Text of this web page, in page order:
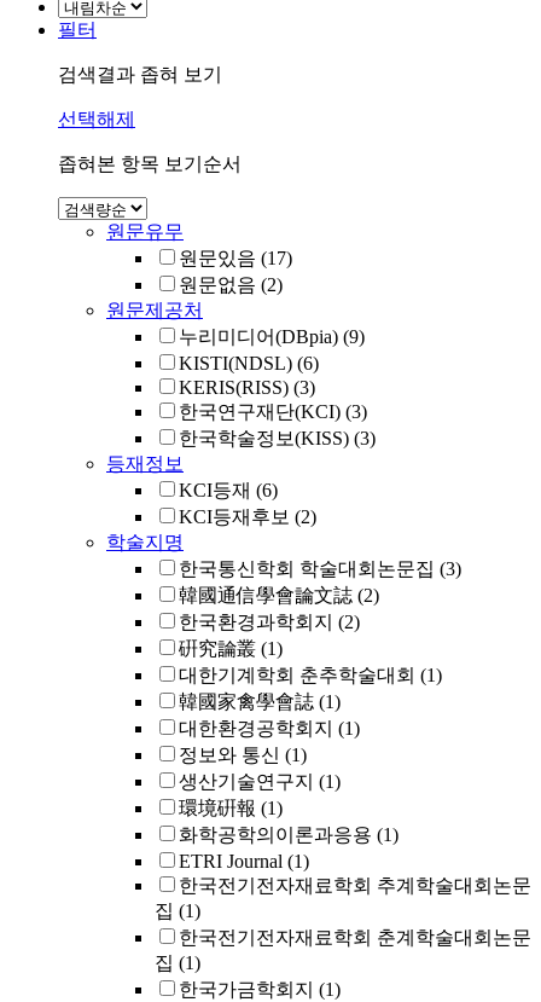
필터
검색결과 좁혀 보기
선택해제
좁혀본 항목 보기순서
원문유무
원문있음 (17)
원문없음 (2)
원문제공처
누리미디어(DBpia) (9)
KISTI(NDSL) (6)
KERIS(RISS) (3)
한국연구재단(KCI) (3)
한국학술정보(KISS) (3)
등재정보
KCI등재 (6)
KCI등재후보 (2)
학술지명
한국통신학회 학술대회논문집 (3)
韓國通信學會論文誌 (2)
한국환경과학회지 (2)
硏究論叢 (1)
대한기계학회 춘추학술대회 (1)
韓國家禽學會誌 (1)
대한환경공학회지 (1)
정보와 통신 (1)
생산기술연구지 (1)
環境硏報 (1)
화학공학의이론과응용 (1)
ETRI Journal (1)
한국전기전자재료학회 추계학술대회논문
집 (1)
한국전기전자재료학회 춘계학술대회논문
집 (1)
한국가금학회지 (1)